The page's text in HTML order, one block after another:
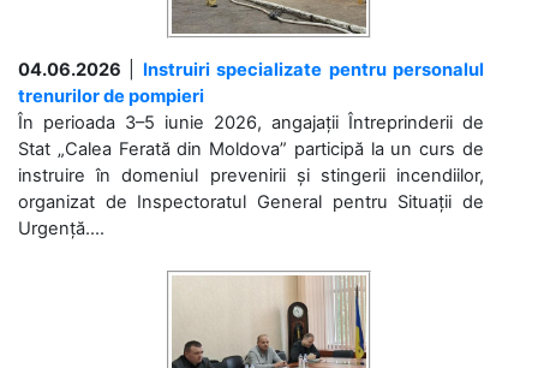
04.06.2026
Instruiri specializate pentru personalul
trenurilor de pompieri
În perioada 3–5 iunie 2026, angajații Întreprinderii de
Stat „Calea Ferată din Moldova” participă la un curs de
instruire în domeniul prevenirii și stingerii incendiilor,
organizat de Inspectoratul General pentru Situații de
Urgență....